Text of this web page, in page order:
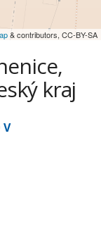
& contributors, CC-BY-SA
kraj
V